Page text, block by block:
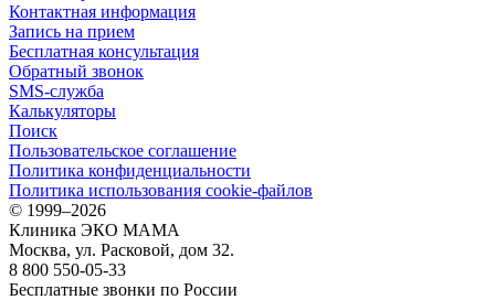
Контактная информация
Запись на прием
Бесплатная консультация
Обратный звонок
SMS-служба
Калькуляторы
Поиск
Пользовательское соглашение
Политика конфиденциальности
Политика использования cookie-файлов
© 1999–2026
Клиника ЭКО МАМА
Москва, ул. Расковой, дом 32.
8 800 550-05-33
Бесплатные звонки по России